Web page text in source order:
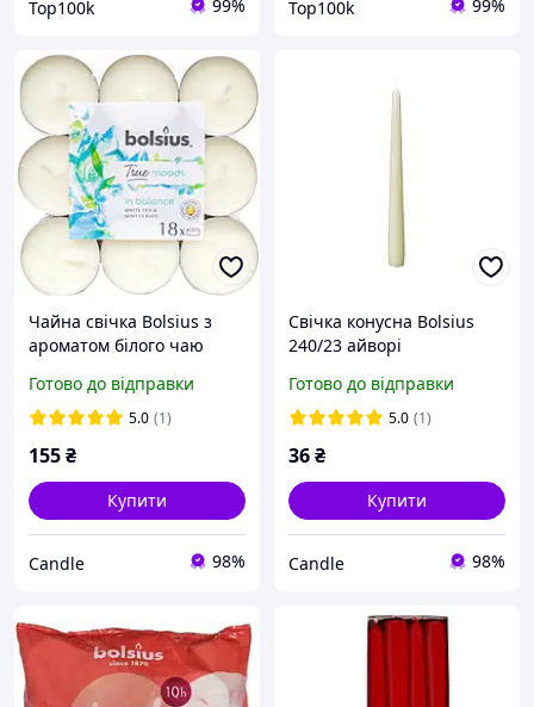
Top100k 99% Top100k 99%
Чайна свічка Bolsius з
ароматом білого чаю
Готово до відправки
5.0 (1)
155₴
Купити
Candle 98%
Свічка конусна Bolsius
240/23 айворі
Готово до відправки
5.0 (1)
36₴
Купити
Candle 98%